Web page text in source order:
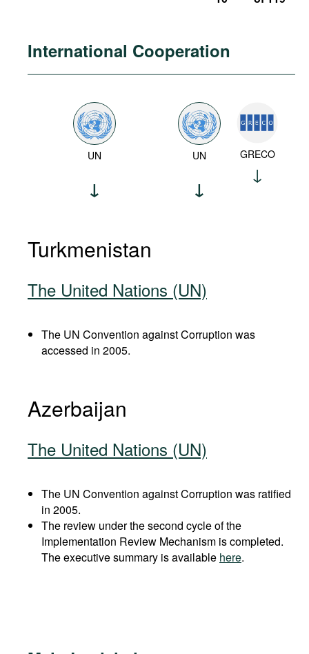
International Cooperation
UN UN GRECO
Turkmenistan
The United Nations (UN)
The UN Convention against Corruption was
accessed in 2005.
Azerbaijan
The United Nations (UN)
The UN Convention against Corruption was ratified
in 2005.
The review under the second cycle of the
Implementation Review Mechanism is completed.
The executive summary is available here.